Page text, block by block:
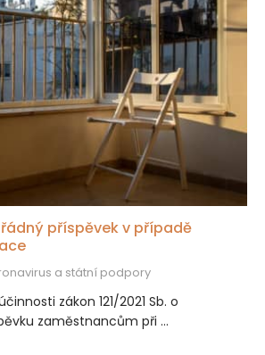
příspěvek v případě
a státní podpory
zákon 121/2021 Sb. o
zaměstnancům při ...